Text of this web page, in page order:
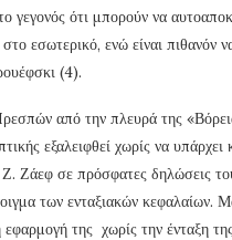
γεγονός ότι μπορούν να
εσωτερικό, ενώ είναι πιθανόν
(4).
από την πλευρά της
εξαλειφθεί χωρίς να υπάρχει
Ζάεφ σε πρόσφατες δηλώσεις
των ενταξιακών κεφαλαίων.
εφαρμογή της χωρίς την ένταξη